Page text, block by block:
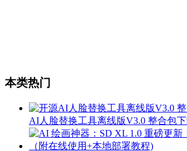
本类热门
AI人脸替换工具离线版V3.0 整合包下